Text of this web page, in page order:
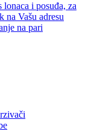
i posuđa, za
na Vašu adresu
na pari